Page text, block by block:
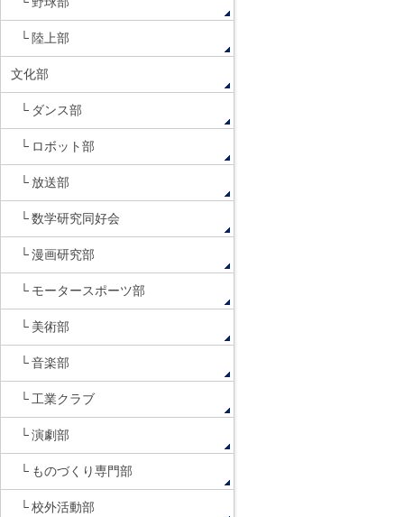
陸上部
文化部
ダンス部
ロボット部
放送部
数学研究同好会
漫画研究部
モータースポーツ部
美術部
音楽部
工業クラブ
演劇部
ものづくり専門部
校外活動部